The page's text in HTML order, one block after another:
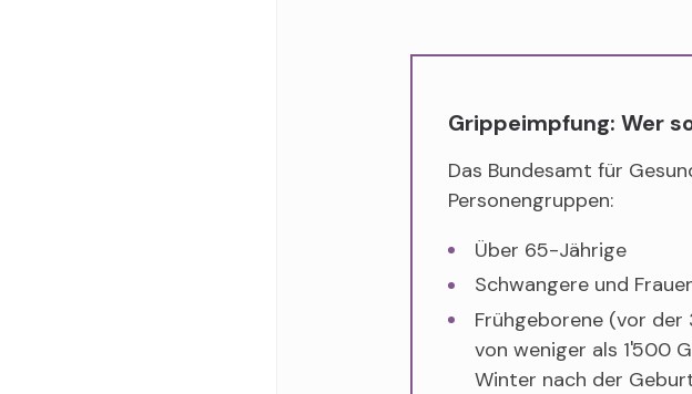
Grippeimpfung: Wer
Das Bundesamt für
Personengruppen:
Über 65-Jährige
Schwangere und
Frühgeborene (vor
von weniger als 1'500
Winter nach der